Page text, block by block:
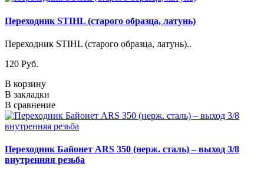
Переходник STIHL (старого образца, латунь)
Переходник STIHL (старого образца, латунь)..
120 Pуб.
В корзину
В закладки
В сравнение
Переходник Байонет ARS 350 (нерж. сталь) – выход 3/8
внутренняя резьба